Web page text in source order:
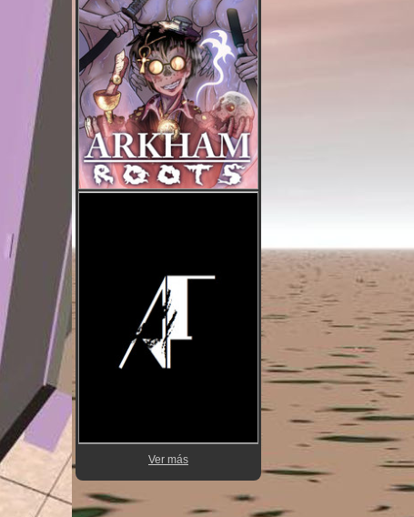
Ver más